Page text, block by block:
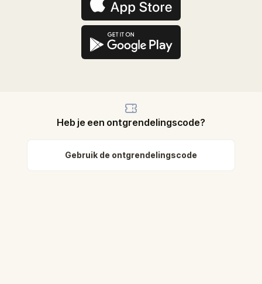
Heb je een ontgrendelingscode?
Gebruik de ontgrendelingscode